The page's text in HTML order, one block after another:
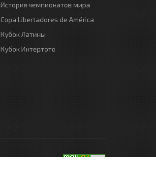
История чемпионатов мира
Copa Libertadores de América
Кубок Латины
Кубок Интертото